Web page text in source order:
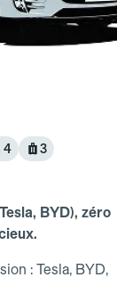
4 3
BYD), zéro
: Tesla, BYD,